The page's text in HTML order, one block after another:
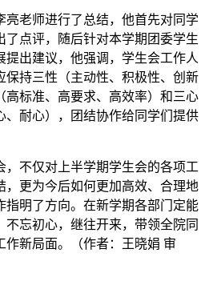
亮老师进行了总结，他首先对同学
了点评，随后针对本学期团委学生
提出建议，他强调，学生会工作人
保持三性（主动性、积极性、创新
高标准、高要求、高效率）和三心
、耐心），团结协作给同学们提供
，不仅对上半学期学生会的各项工
，更为今后如何更加高效、合理地
指明了方向。在新学期各部门定能
不忘初心，继往开来，带领全院同
新局面。
（作者：王晓娟 审